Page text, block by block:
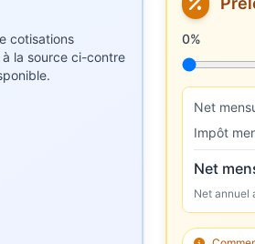
cotisations
la source ci-contre
Taux de
0%
Net
Impôt
Net
Net annuel